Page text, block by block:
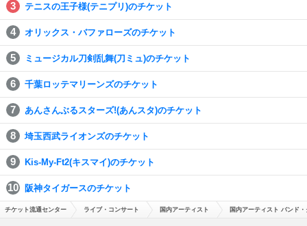
テニスの王子様(テニプリ)のチケット
オリックス・バファローズのチケット
ミュージカル刀剣乱舞(刀ミュ)のチケット
千葉ロッテマリーンズのチケット
あんさんぶるスターズ!(あんスタ)のチケット
埼玉西武ライオンズのチケット
Kis-My-Ft2(キスマイ)のチケット
阪神タイガースのチケット
チケット流通センター ライブ・コンサート 国内アーティスト 国内アーティスト バンド